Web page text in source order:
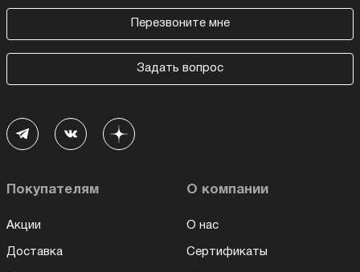
Перезвоните мне
Задать вопрос
Покупателям
Акции
Доставка
О компании
О нас
Сертификаты